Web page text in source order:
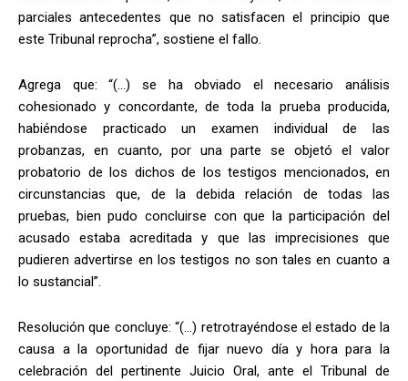
parciales antecedentes que no satisfacen el principio que
este Tribunal reprocha”, sostiene el fallo.
Agrega que: “(…) se ha obviado el necesario análisis
cohesionado y concordante, de toda la prueba producida,
habiéndose practicado un examen individual de las
probanzas, en cuanto, por una parte se objetó el valor
probatorio de los dichos de los testigos mencionados, en
circunstancias que, de la debida relación de todas las
pruebas, bien pudo concluirse con que la participación del
acusado estaba acreditada y que las imprecisiones que
pudieren advertirse en los testigos no son tales en cuanto a
lo sustancial”.
Resolución que concluye: “(…) retrotrayéndose el estado de la
causa a la oportunidad de fijar nuevo día y hora para la
celebración del pertinente Juicio Oral, ante el Tribunal de